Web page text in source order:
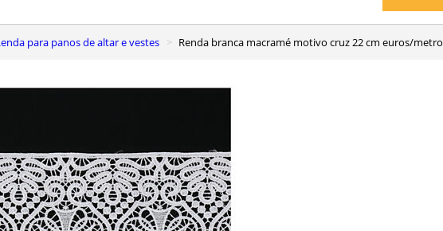
Renda para panos de altar e vestes Renda branca macramé motivo cruz 22 cm euros/metro